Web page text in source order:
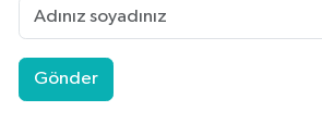
Gönder